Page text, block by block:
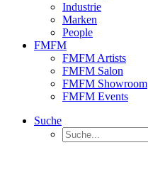
Industrie
Marken
People
FMFM
FMFM Artists
FMFM Salon
FMFM Showroom
FMFM Events
Suche